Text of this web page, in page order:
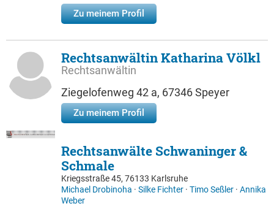
Zu meinem Profil
Rechtsanwältin Katharina Völkl
Rechtsanwältin
Ziegelofenweg 42 a, 67346 Speyer
Zu meinem Profil
Rechtsanwälte Schwaninger &
Schmale
Kriegsstraße 45, 76133 Karlsruhe
Michael Drobinoha · Silke Fichter · Timo Seßler · Annika
Weber